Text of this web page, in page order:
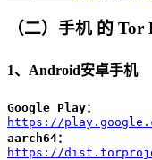
（二）手机 的
1、Android安卓手机
Google Play：
https://
aarch64：
https://